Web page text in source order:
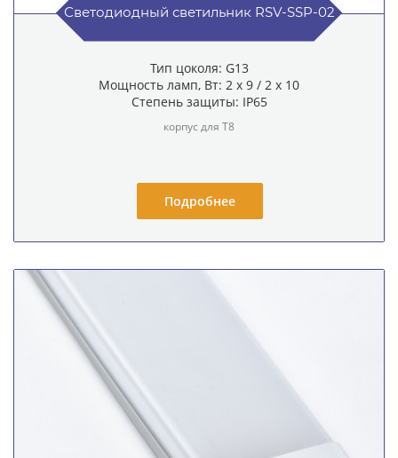
Светодиодный светильник RSV-SSP-02
Тип цоколя: G13
Мощность ламп, Вт: 2 x 9 / 2 x 10
Степень защиты: IP65
корпус для T8
Подробнее